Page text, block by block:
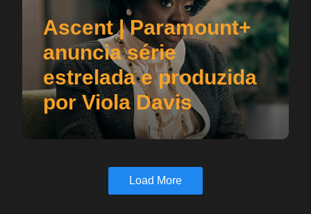
Ascent | Paramount+
anuncia série
estrelada e produzida
por Viola Davis
Load More